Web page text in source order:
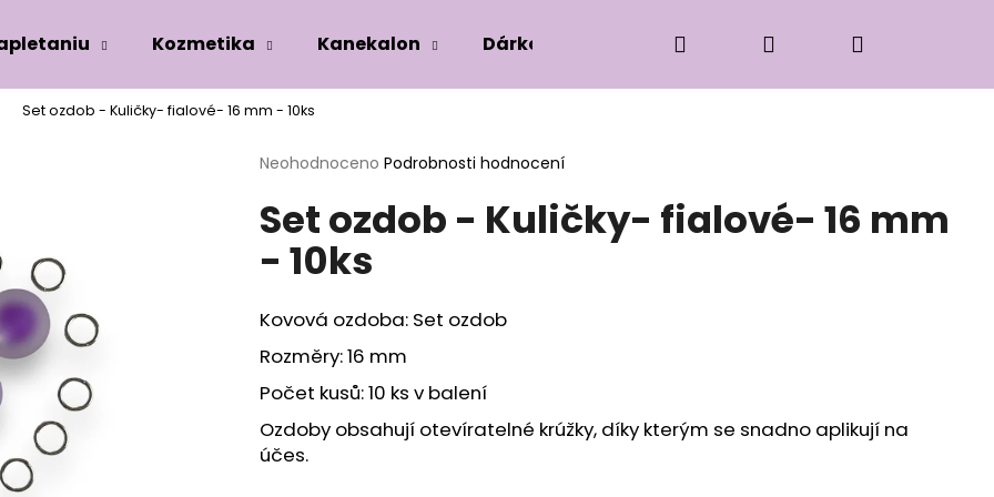
Kozmetika Kanekalon Dárková edice Příslušenství k zaplétání
Přihlášení
Set ozdob - Kuličky- fialové- 16 mm - 10ks
Průměrné
produktu
je
z
hvězdiček.
Neohodnoceno Podrobnosti hodnocení
Set ozdob - Kuličky- fialové- 16 mm
- 10ks
Kovová ozdoba: Set ozdob
Rozměry: 16 mm
Počet kusů: 10 ks v balení
Ozdoby obsahují otevíratelné krúžky, díky kterým se snadno aplikují na
účes.
Co potřebujete najít?
HLEDAT